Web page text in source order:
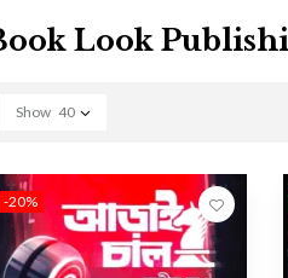
Look
Show 40
-20%